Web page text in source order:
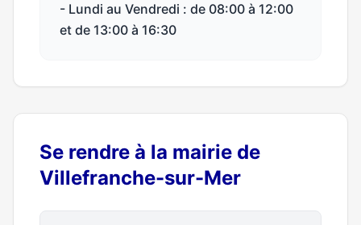
- Lundi au Vendredi : de 08:00 à 12:00
et de 13:00 à 16:30
Se rendre à la mairie de
Villefranche-sur-Mer